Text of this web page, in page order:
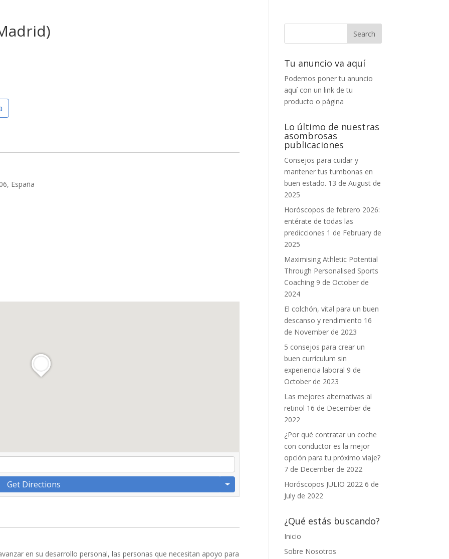
España
Get Directions
en su desarrollo personal, las personas que necesitan apoyo para
Tu anuncio va aquí
Podemos poner tu anuncio
aquí con un link de tu
producto o página
Lo último de nuestras
asombrosas
publicaciones
Consejos para cuidar y
mantener tus tumbonas en
buen estado. 13 de August de
2025
Horóscopos de febrero 2026:
entérate de todas las
predicciones 1 de February de
2025
Maximising Athletic Potential
Through Personalised Sports
Coaching 9 de October de
2024
El colchón, vital para un buen
descanso y rendimiento 16
de November de 2023
5 consejos para crear un
buen currículum sin
experiencia laboral 9 de
October de 2023
Las mejores alternativas al
retinol 16 de December de
2022
¿Por qué contratar un coche
con conductor es la mejor
opción para tu próximo viaje?
7 de December de 2022
Horóscopos JULIO 2022 6 de
July de 2022
¿Qué estás buscando?
Inicio
Sobre Nosotros